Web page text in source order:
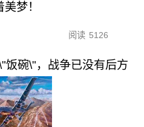
梦！
阅读 5126
饭碗\"，战争已没有后方